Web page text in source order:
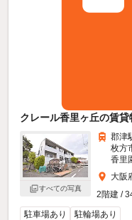
クレール香里ヶ丘の賃貸
すべての写真
郡津
枚方
香里
大阪
2階建 /
駐車場あり
駐輪場あり